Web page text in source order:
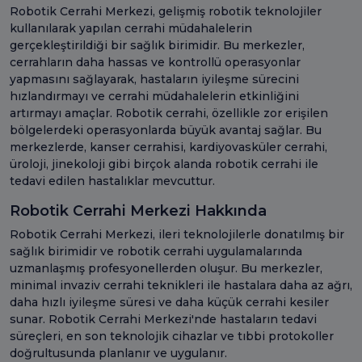
Robotik Cerrahi Merkezi, gelişmiş robotik teknolojiler
kullanılarak yapılan cerrahi müdahalelerin
gerçekleştirildiği bir sağlık birimidir. Bu merkezler,
cerrahların daha hassas ve kontrollü operasyonlar
yapmasını sağlayarak, hastaların iyileşme sürecini
hızlandırmayı ve cerrahi müdahalelerin etkinliğini
artırmayı amaçlar. Robotik cerrahi, özellikle zor erişilen
bölgelerdeki operasyonlarda büyük avantaj sağlar. Bu
merkezlerde, kanser cerrahisi, kardiyovasküler cerrahi,
üroloji, jinekoloji gibi birçok alanda robotik cerrahi ile
tedavi edilen hastalıklar mevcuttur.
Robotik Cerrahi Merkezi Hakkında
Robotik Cerrahi Merkezi, ileri teknolojilerle donatılmış bir
sağlık birimidir ve robotik cerrahi uygulamalarında
uzmanlaşmış profesyonellerden oluşur. Bu merkezler,
minimal invaziv cerrahi teknikleri ile hastalara daha az ağrı,
daha hızlı iyileşme süresi ve daha küçük cerrahi kesiler
sunar. Robotik Cerrahi Merkezi'nde hastaların tedavi
süreçleri, en son teknolojik cihazlar ve tıbbi protokoller
doğrultusunda planlanır ve uygulanır.